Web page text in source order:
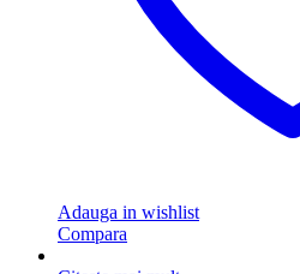
Adauga in wishlist
Compara